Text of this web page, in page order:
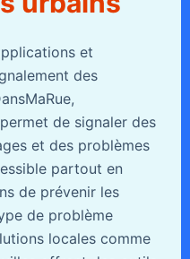
et
des
de signaler des
et des problèmes
partout en
de prévenir les
de problème
locales comme